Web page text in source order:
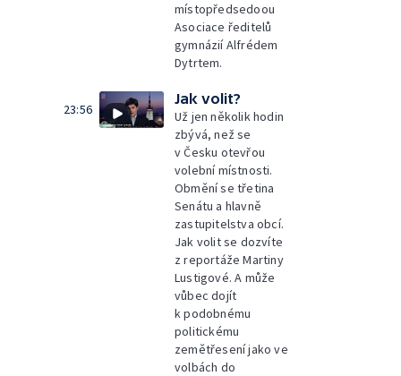
místopředsedoou
Asociace ředitelů
gymnázií Alfrédem
Dytrtem.
23:56
Jak volit?
Už jen několik hodin
zbývá, než se
v Česku otevřou
volební místnosti.
Obmění se třetina
Senátu a hlavně
zastupitelstva obcí.
Jak volit se dozvíte
z reportáže Martiny
Lustigové. A může
vůbec dojít
k podobnému
politickému
zemětřesení jako ve
volbách do